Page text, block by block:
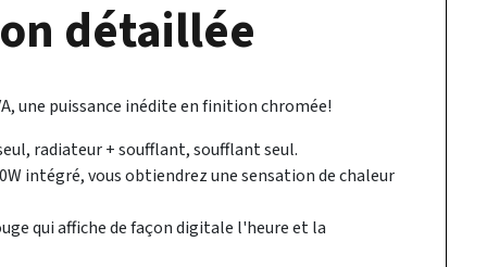
détaillée
une puissance inédite en finition chromée!
radiateur + soufflant, soufflant seul.
intégré, vous obtiendrez une sensation de chaleur
qui affiche de façon digitale l'heure et la